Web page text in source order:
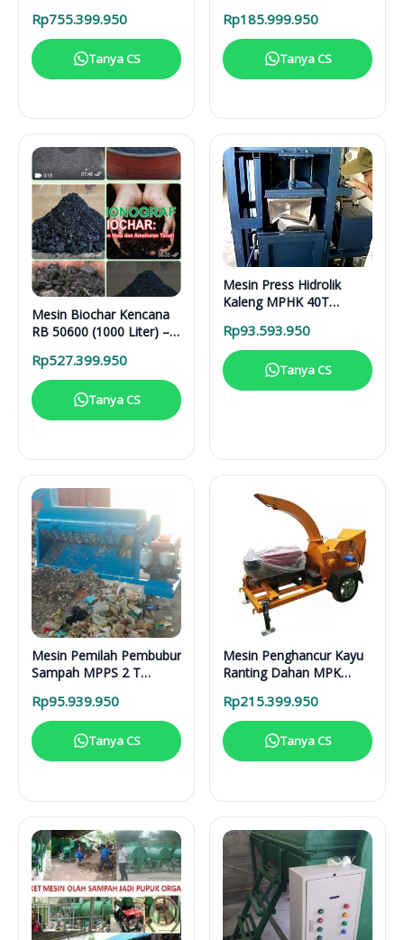
Rp755.399.950
Tanya CS
Rp185.999.950
Tanya CS
Mesin Biochar Kencana
RB 50600 (1000 Liter) –
Lengkap
Rp527.399.950
Tanya CS
Mesin Press Hidrolik
Kaleng MPHK 40T
Rp93.593.950
Tanya CS
Mesin Pemilah Pembubur
Sampah MPPS 2 T
Rp95.939.950
Tanya CS
Mesin Penghancur Kayu
Ranting Dahan MPK
Rp215.399.950
Tanya CS